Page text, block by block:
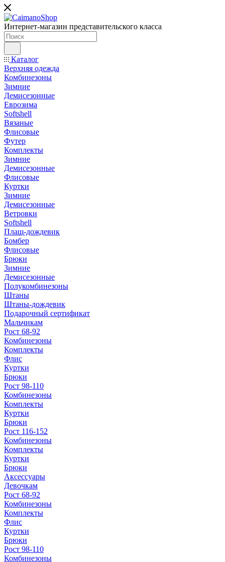
Интернет-магазин представительского класса
Каталог
Верхняя одежда
Комбинезоны
Зимние
Демисезонные
Еврозима
Softshell
Вязаные
Флисовые
Футер
Комплекты
Зимние
Демисезонные
Флисовые
Куртки
Зимние
Демисезонные
Ветровки
Softshell
Плащ-дождевик
Бомбер
Флисовые
Брюки
Зимние
Демисезонные
Полукомбинезоны
Штаны
Штаны-дождевик
Подарочный сертификат
Мальчикам
Рост 68-92
Комбинезоны
Комплекты
Флис
Куртки
Брюки
Рост 98-110
Комбинезоны
Комплекты
Куртки
Брюки
Рост 116-152
Комбинезоны
Комплекты
Куртки
Брюки
Аксессуары
Девочкам
Рост 68-92
Комбинезоны
Комплекты
Флис
Куртки
Брюки
Рост 98-110
Комбинезоны